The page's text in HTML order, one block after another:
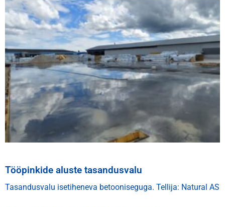
Tööpinkide aluste tasandusvalu
Tasandusvalu isetiheneva betooniseguga. Tellija: Natural AS